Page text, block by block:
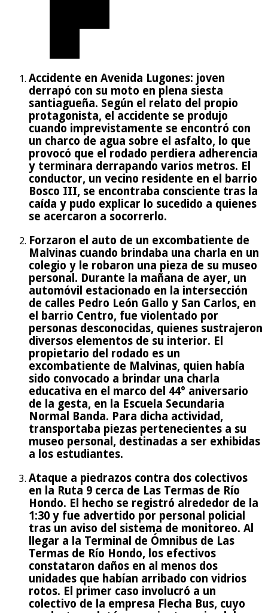
Accidente en Avenida Lugones: joven
derrapó con su moto en plena siesta
santiagueña. Según el relato del propio
protagonista, el accidente se produjo
cuando imprevistamente se encontró con
un charco de agua sobre el asfalto, lo que
provocó que el rodado perdiera adherencia
y terminara derrapando varios metros. El
conductor, un vecino residente en el barrio
Bosco III, se encontraba consciente tras la
caída y pudo explicar lo sucedido a quienes
se acercaron a socorrerlo.
Forzaron el auto de un excombatiente de
Malvinas cuando brindaba una charla en un
colegio y le robaron una pieza de su museo
personal. Durante la mañana de ayer, un
automóvil estacionado en la intersección
de calles Pedro León Gallo y San Carlos, en
el barrio Centro, fue violentado por
personas desconocidas, quienes sustrajeron
diversos elementos de su interior. El
propietario del rodado es un
excombatiente de Malvinas, quien había
sido convocado a brindar una charla
educativa en el marco del 44° aniversario
de la gesta, en la Escuela Secundaria
Normal Banda. Para dicha actividad,
transportaba piezas pertenecientes a su
museo personal, destinadas a ser exhibidas
a los estudiantes.
Ataque a piedrazos contra dos colectivos
en la Ruta 9 cerca de Las Termas de Río
Hondo. El hecho se registró alrededor de la
1:30 y fue advertido por personal policial
tras un aviso del sistema de monitoreo. Al
llegar a la Terminal de Ómnibus de Las
Termas de Río Hondo, los efectivos
constataron daños en al menos dos
unidades que habían arribado con vidrios
rotos. El primer caso involucró a un
colectivo de la empresa Flecha Bus, cuyo